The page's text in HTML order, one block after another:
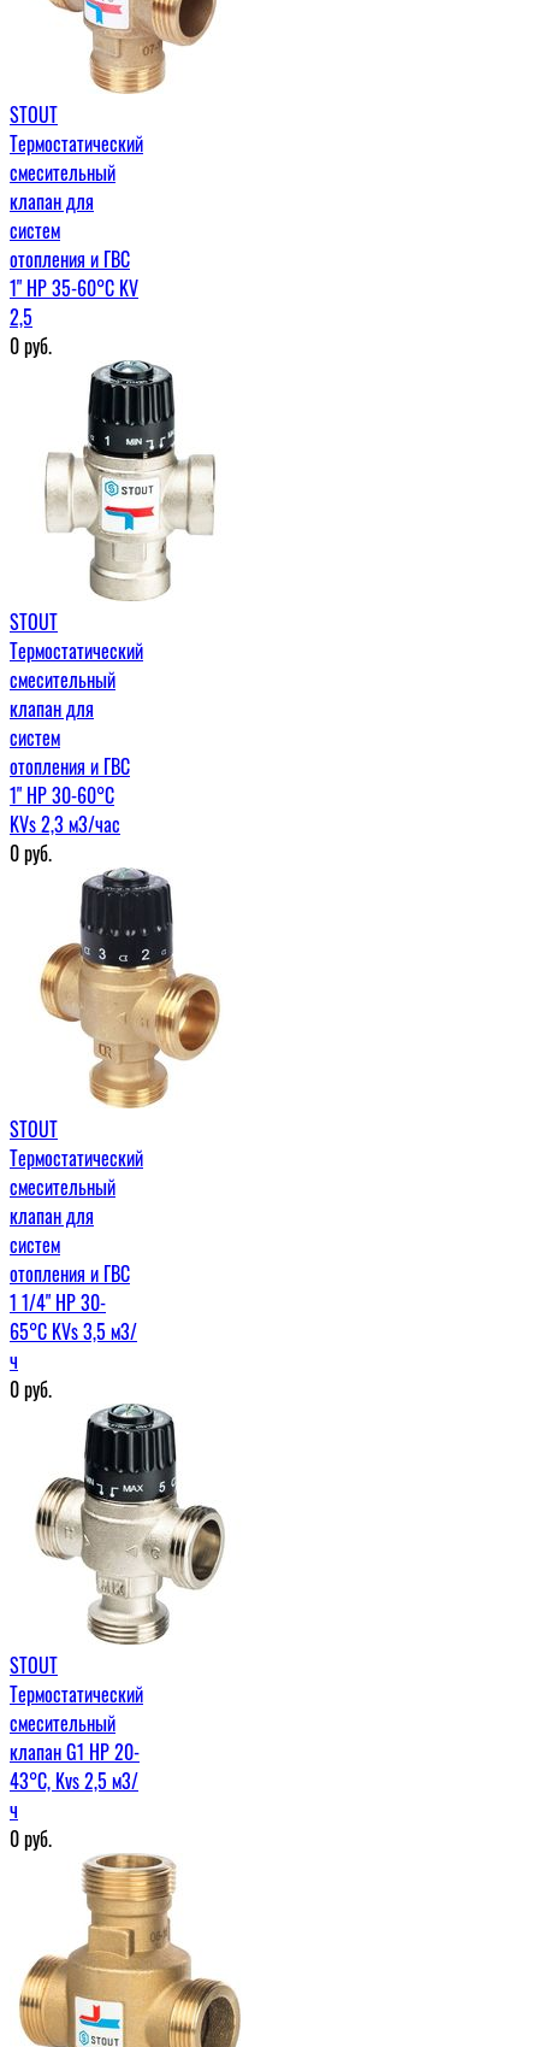
STOUT
Термостатический
смесительный
клапан для
систем
отопления и ГВС
1" НР 35-60°С KV
2,5
0руб.
STOUT
Термостатический
смесительный
клапан для
систем
отопления и ГВС
1" НР 30-60°С
KVs 2,3 м3/час
0руб.
STOUT
Термостатический
смесительный
клапан для
систем
отопления и ГВС
1 1/4" НР 30-
65°С KVs 3,5 м3/
ч
0руб.
STOUT
Термостатический
смесительный
клапан G1 НР 20-
43°С, Kvs 2,5 м3/
ч
0руб.